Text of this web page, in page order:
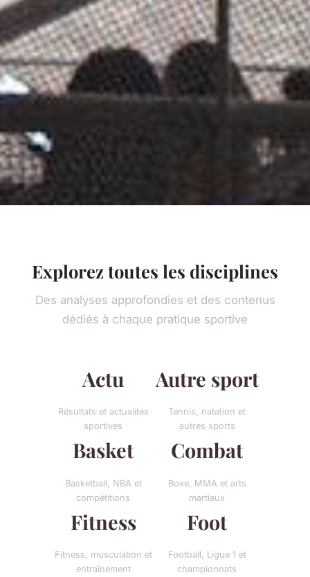
Explorez toutes les disciplines
Des analyses approfondies et des contenus
dédiés à chaque pratique sportive
Actu
Résultats et actualités
sportives
Autre sport
Tennis, natation et
autres sports
Basket
Basketball, NBA et
compétitions
Combat
Boxe, MMA et arts
martiaux
Fitness
Fitness, musculation et
entraînement
Foot
Football, Ligue 1 et
championnats